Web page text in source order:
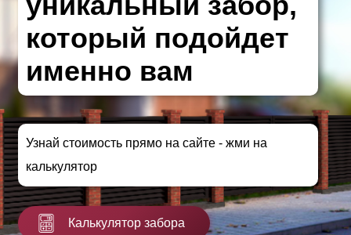
который подойдет
именно вам
Узнай стоимость прямо на сайте - жми на
калькулятор
Калькулятор забора